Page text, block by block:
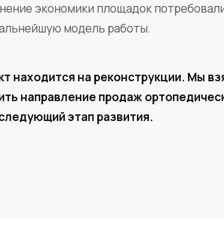
экономики площадок
модель работы.
находится на реконструкции. Мы
направление продаж
этап развития.